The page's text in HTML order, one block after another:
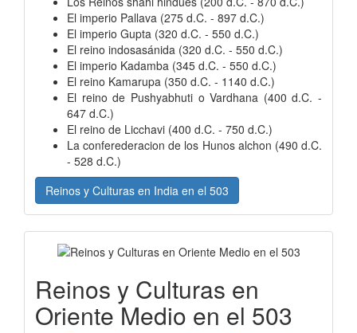
El imperio Pallava (275 d.C. - 897 d.C.)
El imperio Gupta (320 d.C. - 550 d.C.)
El reino indosasánida (320 d.C. - 550 d.C.)
El imperio Kadamba (345 d.C. - 550 d.C.)
El reino Kamarupa (350 d.C. - 1140 d.C.)
El reino de Pushyabhuti o Vardhana (400 d.C. -
647 d.C.)
El reino de Licchavi (400 d.C. - 750 d.C.)
La conferederacion de los Hunos alchon (490 d.C.
- 528 d.C.)
Reinos y Culturas en India en el 503
Reinos y Culturas en
Oriente Medio en el 503